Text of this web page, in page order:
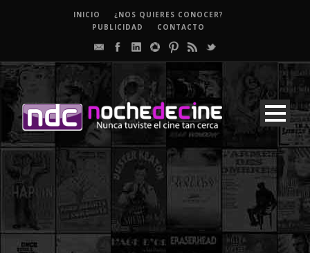
INICIO
¿NOS QUIERES CONOCER?
PUBLICIDAD
CONTACTO